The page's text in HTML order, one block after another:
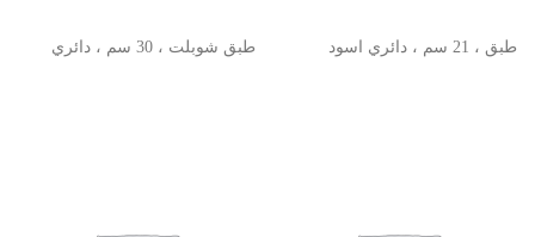
طبق ، 21 سم ، دائري اسود طبق شوبلت ، 30 سم ، دائري